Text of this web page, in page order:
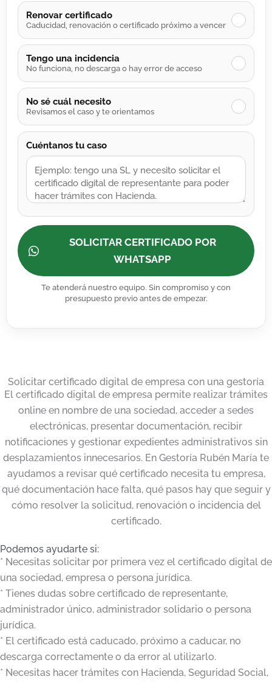
Renovar certificado
Caducidad, renovación o certificado próximo a vencer
Tengo una incidencia
No funciona, no descarga o hay error de acceso
No sé cuál necesito
Revisamos el caso y te orientamos
Cuéntanos tu caso
SOLICITAR CERTIFICADO POR
WHATSAPP
Te atenderá nuestro equipo. Sin compromiso y con
presupuesto previo antes de empezar.
Solicitar certificado digital de empresa con una gestoría
El certificado digital de empresa permite realizar trámites
online en nombre de una sociedad, acceder a sedes
electrónicas, presentar documentación, recibir
notificaciones y gestionar expedientes administrativos sin
desplazamientos innecesarios. En Gestoría Rubén María te
ayudamos a revisar qué certificado necesita tu empresa,
qué documentación hace falta, qué pasos hay que seguir y
cómo resolver la solicitud, renovación o incidencia del
certificado.
Podemos ayudarte si:
* Necesitas solicitar por primera vez el certificado digital de
una sociedad, empresa o persona jurídica.
* Tienes dudas sobre certificado de representante,
administrador único, administrador solidario o persona
jurídica.
* El certificado está caducado, próximo a caducar, no
descarga correctamente o da error al utilizarlo.
* Necesitas hacer trámites con Hacienda, Seguridad Social,